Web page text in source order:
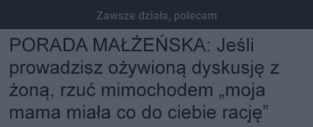
Zawsze działa, polecam